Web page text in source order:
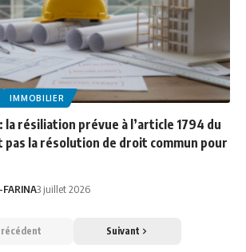
IMMOBILIER
résiliation prévue à l’article 1794 du
pas la résolution de droit commun pour
3 juillet 2026
Suivant